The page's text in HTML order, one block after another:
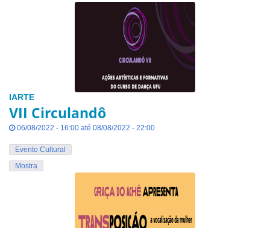
IARTE
VII Circulandô
06/08/2022 - 16:00 até 08/08/2022 - 22:00
Evento Cultural
Mostra